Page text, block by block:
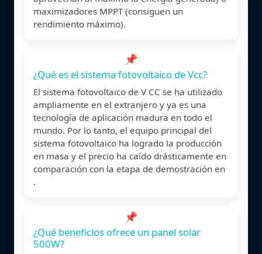
maximizadores MPPT (consiguen un
rendimiento máximo).
📌
¿Qué es el sistema fotovoltaico de Vcc?
El sistema fotovoltaico de V CC se ha utilizado
ampliamente en el extranjero y ya es una
tecnología de aplicación madura en todo el
mundo. Por lo tanto, el equipo principal del
sistema fotovoltaico ha logrado la producción
en masa y el precio ha caído drásticamente en
comparación con la etapa de demostración en
.
📌
¿Qué beneficios ofrece un panel solar
500W?